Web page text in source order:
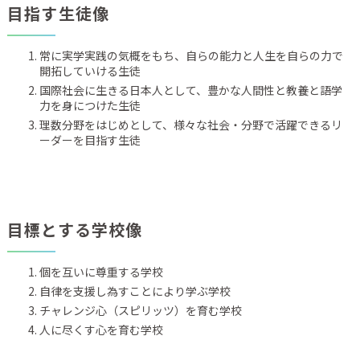
目指す生徒像
常に実学実践の気概をもち、自らの能力と人生を自らの力で
開拓していける生徒
国際社会に生きる日本人として、豊かな人間性と教養と語学
力を身につけた生徒
理数分野をはじめとして、様々な社会・分野で活躍できるリ
ーダーを目指す生徒
目標とする学校像
個を互いに尊重する学校
自律を支援し為すことにより学ぶ学校
チャレンジ心（スピリッツ）を育む学校
人に尽くす心を育む学校